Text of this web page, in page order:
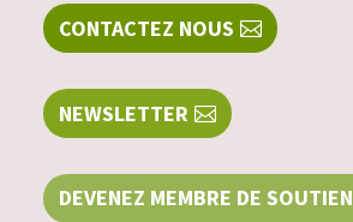
CONTACTEZ NOUS
NEWSLETTER
DEVENEZ MEMBRE DE SOUTIEN